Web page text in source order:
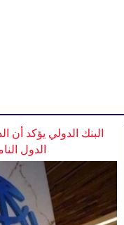
البنك الدولي يؤكد أن
الدول